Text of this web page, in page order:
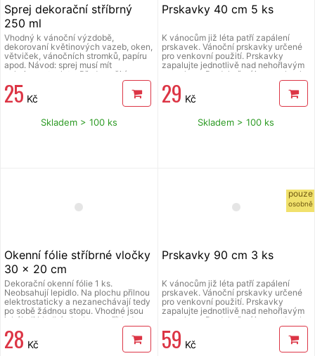
Sprej dekorační stříbrný
250 ml
Vhodný k vánoční výzdobě,
dekorovaní květinových vazeb, oken,
větviček, vánočních stromků, papíru
apod. Návod: sprej musí mít
pokojovou teplotu. Před použitím
důkladně protřepat. Ze vzdálenosti
30 cm aplikovat rovnoměrně nástřik
na suchý a čistý povrch. Po 30 - 40
Nevhodné pro děti do 8 let.
Npoužívejte na textil, umělé hmoty a
25 Kč
Skladem > 100 ks
Prskavky 40 cm 5 ks
K vánocům již léta patří zapálení
prskavek. Vánoční prskavky určené
pro venkovní použití. Prskavky
zapalujte jednotlivě nad nehořlavým
povrchem. Po dohoření jsou prskavky
stále horké, doporučujeme odložit
například do sklenice s vodou. Je
nutné dodržovat bezpečnostní
papírovém sáčku. V balení 5 ks, délka
prskavky 40 cm. Prodej od 15 let.
29 Kč
Skladem > 100 ks
Okenní fólie stříbrné vločky
30 x 20 cm
Dekorační okenní fólie 1 ks.
Neobsahují lepidlo. Na plochu přilnou
elektrostaticky a nezanechávají tedy
po sobě žádnou stopu. Vhodné jsou
jakékoli hladké plochy, například
sklo, výlohy, zrcadla nebo kachličky.
Čisté - bez lepidla - opakovaně
použitelné. Použití: Doporučujeme
28 Kč
pouze
osobně
Prskavky 90 cm 3 ks
K vánocům již léta patří zapálení
prskavek. Vánoční prskavky určené
pro venkovní použití. Prskavky
zapalujte jednotlivě nad nehořlavým
povrchem. Po dohoření jsou prskavky
stále horké, doporučujeme odložit
například do sklenice s vodou. Je
nutné dodržovat bezpečnostní
59 Kč